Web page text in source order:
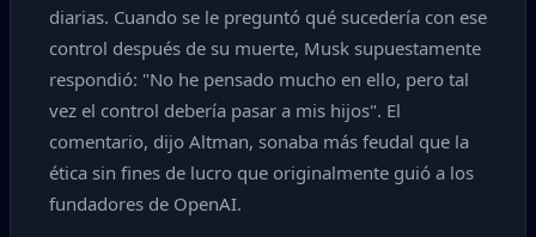
diarias. Cuando se le preguntó qué sucedería con ese
control después de su muerte, Musk supuestamente
respondió: "No he pensado mucho en ello, pero tal
vez el control debería pasar a mis hijos". El
comentario, dijo Altman, sonaba más feudal que la
ética sin fines de lucro que originalmente guió a los
fundadores de OpenAI.